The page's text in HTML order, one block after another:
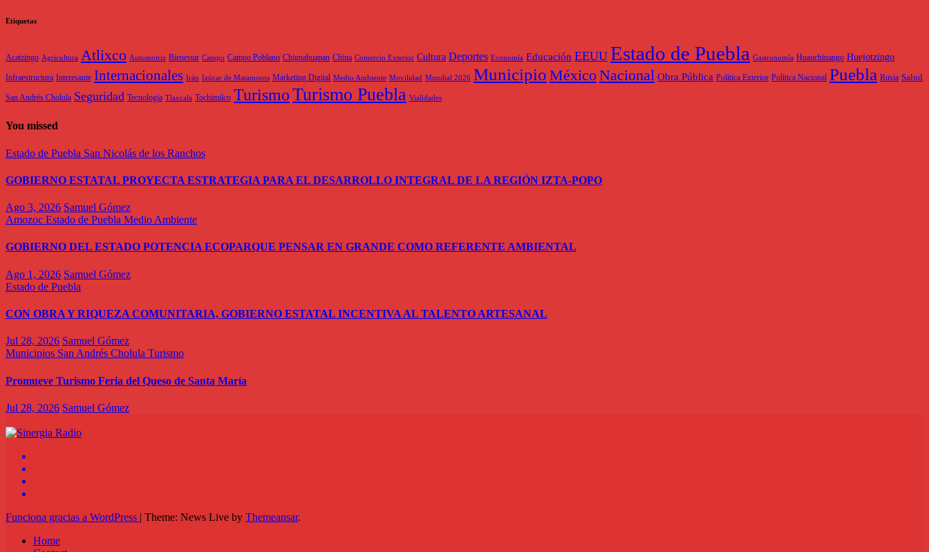
Etiquetas
Acatzingo Agricultura Atlixco Automotriz Bienestar Campo Campo Poblano Chignahuapan China Comercio Exterior Cultura Deportes Economía Educación EEUU Estado de Puebla Gastronomía Huauchinango Huejotzingo
Infraestructura Interesante Internacionales Irán Izúcar de Matamoros Marketing Digital Medio Ambiente Movilidad Mundial 2026 Municipio MéxicoNacional Obra Pública Política Exterior Política Nacional Puebla Rusia Salud
San Andrés Cholula Seguridad Tecnología Tlaxcala Tochimilco TurismoTurismo Puebla Vialidades
You missed
Estado de Puebla San Nicolás de los Ranchos
GOBIERNO ESTATAL PROYECTA ESTRATEGIA PARA EL DESARROLLO INTEGRAL DE LA REGIÓN IZTA-POPO
Ago 3, 2026 Samuel Gómez
Amozoc Estado de Puebla Medio Ambiente
GOBIERNO DEL ESTADO POTENCIA ECOPARQUE PENSAR EN GRANDE COMO REFERENTE AMBIENTAL
Ago 1, 2026 Samuel Gómez
Estado de Puebla
CON OBRA Y RIQUEZA COMUNITARIA, GOBIERNO ESTATAL INCENTIVA AL TALENTO ARTESANAL
Jul 28, 2026 Samuel Gómez
Municipios San Andrés Cholula Turismo
Promueve Turismo Feria del Queso de Santa María
Jul 28, 2026 Samuel Gómez
Funciona gracias a WordPress | Theme: News Live by Themeansar.
Home